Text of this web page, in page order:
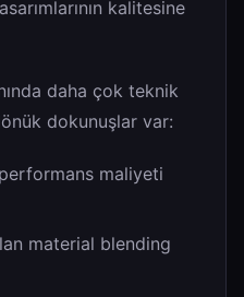
kalitesine
daha çok teknik
dokunuşlar var:
maliyeti
material blending